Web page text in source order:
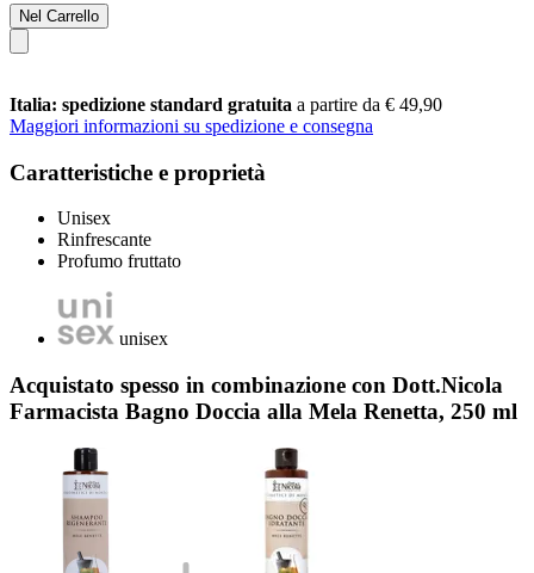
Nel Carrello
Italia: spedizione standard gratuita a partire da € 49,90
Maggiori informazioni su spedizione e consegna
Caratteristiche e proprietà
Unisex
Rinfrescante
Profumo fruttato
unisex
Acquistato spesso in combinazione con Dott.Nicola
Farmacista Bagno Doccia alla Mela Renetta, 250 ml